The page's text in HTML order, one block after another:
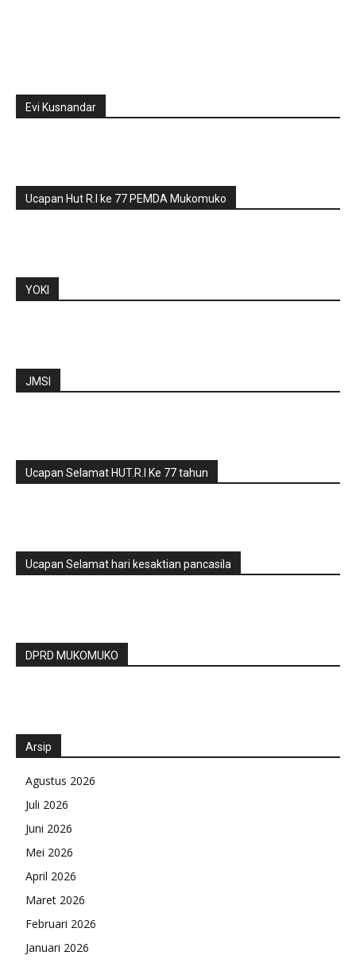
Evi Kusnandar
Ucapan Hut R.I ke 77 PEMDA Mukomuko
YOKI
JMSI
Ucapan Selamat HUT.R.I Ke 77 tahun
Ucapan Selamat hari kesaktian pancasila
DPRD MUKOMUKO
Arsip
Agustus 2026
Juli 2026
Juni 2026
Mei 2026
April 2026
Maret 2026
Februari 2026
Januari 2026